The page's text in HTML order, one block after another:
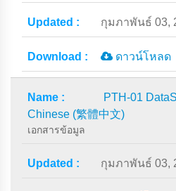
กุมภาพันธ์ 03,
ดาวน์โหลด
PTH-01
Chinese (繁體中文)
เอกสารข้อมูล
กุมภาพันธ์ 03,